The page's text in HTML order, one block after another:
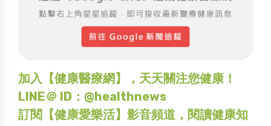
加入【健康醫療網】，天天關注您健康！
LINE＠ ID：@healthnews
訂閱【健康愛樂活】影音頻道，閱讀健康知